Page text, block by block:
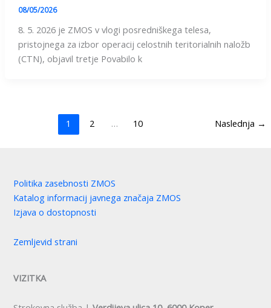
08/05/2026
8. 5. 2026 je ZMOS v vlogi posredniškega telesa,
pristojnega za izbor operacij celostnih teritorialnih naložb
(CTN), objavil tretje Povabilo k
1 2 … 10 Naslednja →
Politika zasebnosti ZMOS
Katalog informacij javnega značaja ZMOS
Izjava o dostopnosti
Zemljevid strani
VIZITKA